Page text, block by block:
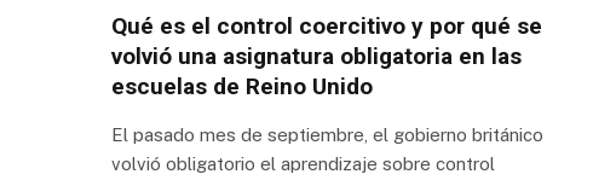
Qué es el control coercitivo y por qué se
volvió una asignatura obligatoria en las
escuelas de Reino Unido
El pasado mes de septiembre, el gobierno británico
volvió obligatorio el aprendizaje sobre control